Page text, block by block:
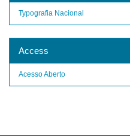
Typografia Nacional
Access
Acesso Aberto